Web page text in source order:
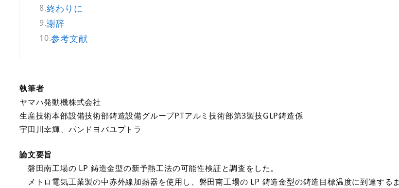
終わりに
謝辞
参考文献
執筆者
ヤマハ発動機株式会社
生産技術本部設備技術部鋳造設備グループPTアルミ技術部第3製技GLP鋳造係
宇田川幸輝、パンドヨバユプトラ
論文要旨
磐田南工場の LP 鋳造金型の新予熱工法の可能性検証と調査をした。
メトロ電気工業製の中赤外線加熱器を使用し、磐田南工場の LP 鋳造金型の鋳造目標温度に到達する